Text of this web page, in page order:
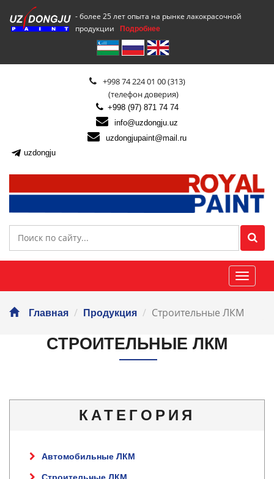
- более 25 лет опыта на рынке лакокрасочной
продукции
Подробнее
+998 74 224 01 00 (313)
(телефон доверия)
+998 (97) 871 74 74
info@uzdongju.uz
uzdongjupaint@mail.ru
uzdongju
Главная Продукция Строительные ЛКМ
СТРОИТЕЛЬНЫЕ ЛКМ
КАТЕГОРИЯ
Автомобильные ЛКМ